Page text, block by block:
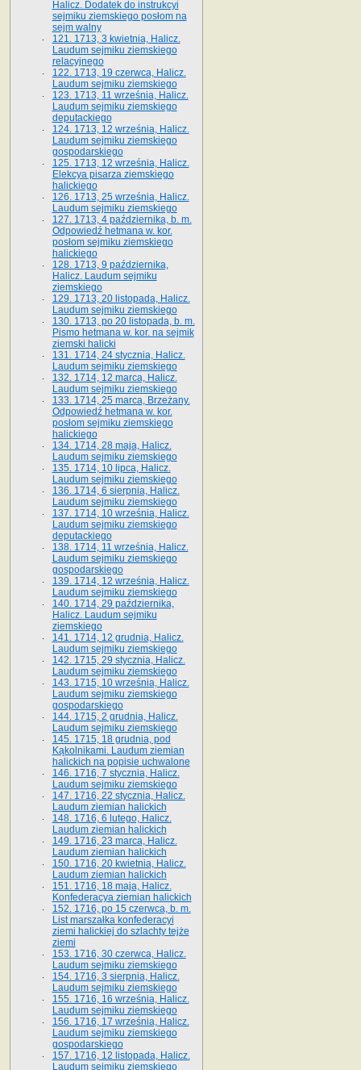
Halicz. Dodatek do instrukcyi
sejmiku ziemskiego posłom na
sejm walny
121. 1713, 3 kwietnia, Halicz.
Laudum sejmiku ziemskiego
relacyjnego
122. 1713, 19 czerwca, Halicz.
Laudum sejmiku ziemskiego
123. 1713, 11 września, Halicz.
Laudum sejmiku ziemskiego
deputackiego
124. 1713, 12 września, Halicz.
Laudum sejmiku ziemskiego
gospodarskiego
125. 1713, 12 września, Halicz.
Elekcya pisarza ziemskiego
halickiego
126. 1713, 25 września, Halicz.
Laudum sejmiku ziemskiego
127. 1713, 4 października, b. m.
Odpowiedź hetmana w. kor.
posłom sejmiku ziemskiego
halickiego
128. 1713, 9 października,
Halicz. Laudum sejmiku
ziemskiego
129. 1713, 20 listopada, Halicz.
Laudum sejmiku ziemskiego
130. 1713, po 20 listopada, b. m.
Pismo hetmana w. kor. na sejmik
ziemski halicki
131. 1714, 24 stycznia, Halicz.
Laudum sejmiku ziemskiego
132. 1714, 12 marca, Halicz.
Laudum sejmiku ziemskiego
133. 1714, 25 marca, Brzeżany.
Odpowiedź hetmana w. kor.
posłom sejmiku ziemskiego
halickiego
134. 1714, 28 maja, Halicz.
Laudum sejmiku ziemskiego
135. 1714, 10 lipca, Halicz.
Laudum sejmiku ziemskiego
136. 1714, 6 sierpnia, Halicz.
Laudum sejmiku ziemskiego
137. 1714, 10 września, Halicz.
Laudum sejmiku ziemskiego
deputackiego
138. 1714, 11 września, Halicz.
Laudum sejmiku ziemskiego
gospodarskiego
139. 1714, 12 września, Halicz.
Laudum sejmiku ziemskiego
140. 1714, 29 października,
Halicz. Laudum sejmiku
ziemskiego
141. 1714, 12 grudnia, Halicz.
Laudum sejmiku ziemskiego
142. 1715, 29 stycznia, Halicz.
Laudum sejmiku ziemskiego
143. 1715, 10 września, Halicz.
Laudum sejmiku ziemskiego
gospodarskiego
144. 1715, 2 grudnia, Halicz.
Laudum sejmiku ziemskiego
145. 1715, 18 grudnia, pod
Kąkolnikami. Laudum ziemian
halickich na popisie uchwalone
146. 1716, 7 stycznia, Halicz.
Laudum sejmiku ziemskiego
147. 1716, 22 stycznia, Halicz.
Laudum ziemian halickich
148. 1716, 6 lutego, Halicz.
Laudum ziemian halickich
149. 1716, 23 marca, Halicz.
Laudum ziemian halickich
150. 1716, 20 kwietnia, Halicz.
Laudum ziemian halickich
151. 1716, 18 maja, Halicz.
Konfederacya ziemian halickich
152. 1716, po 15 czerwca, b. m.
List marszałka konfederacyi
ziemi halickiej do szlachty tejże
ziemi
153. 1716, 30 czerwca, Halicz.
Laudum sejmiku ziemskiego
154. 1716, 3 sierpnia, Halicz.
Laudum sejmiku ziemskiego
155. 1716, 16 września, Halicz.
Laudum sejmiku ziemskiego
156. 1716, 17 września, Halicz.
Laudum sejmiku ziemskiego
gospodarskiego
157. 1716, 12 listopada, Halicz.
Laudum sejmiku ziemskiego